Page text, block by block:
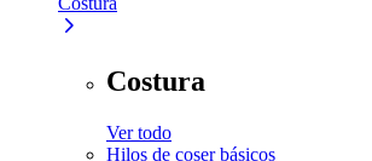
Costura
Ver todo
Hilos de coser básicos